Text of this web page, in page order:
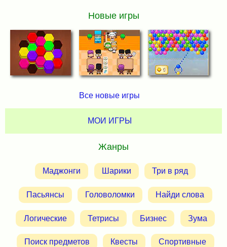
Новые игры
Все новые игры
МОИ ИГРЫ
Жанры
Маджонги Шарики Три в ряд
Пасьянсы Головоломки Найди слова
Логические Тетрисы Бизнес Зума
Поиск предметов Квесты Спортивные